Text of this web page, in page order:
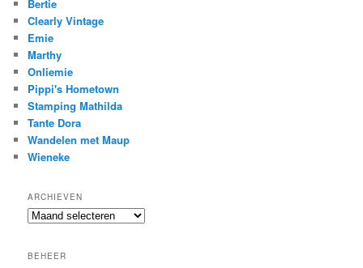
Bertie
Clearly Vintage
Emie
Marthy
Onliemie
Pippi's Hometown
Stamping Mathilda
Tante Dora
Wandelen met Maup
Wieneke
ARCHIEVEN
Archieven
BEHEER